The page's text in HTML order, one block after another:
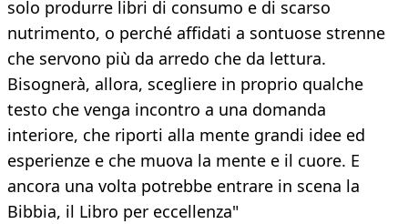
solo produrre libri di consumo e di scarso
nutrimento, o perché affidati a sontuose strenne
che servono più da arredo che da lettura.
Bisognerà, allora, scegliere in proprio qualche
testo che venga incontro a una domanda
interiore, che riporti alla mente grandi idee ed
esperienze e che muova la mente e il cuore. E
ancora una volta potrebbe entrare in scena la
Bibbia, il Libro per eccellenza"